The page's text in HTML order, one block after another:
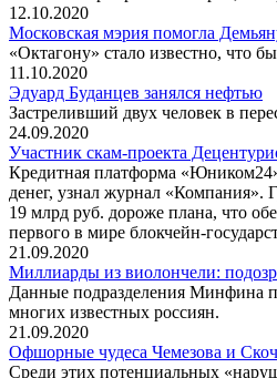
12.10.2020
Московская мэрия помогла
«Октагону» стало известно, что
11.10.2020
Эдуард Буданцев занялся нефтью
Застреливший двух человек в
24.09.2020
Участник скам-проекта
Кредитная платформа
денег, узнал журнал
19 млрд руб. дороже плана, что
первого в мире блокчейн-
21.09.2020
Миллиарды из виолончели:
Данные подразделения Минфина
многих известных россиян.
21.09.2020
Офшорные чудеса Чемезова и
Среди этих потенциальных